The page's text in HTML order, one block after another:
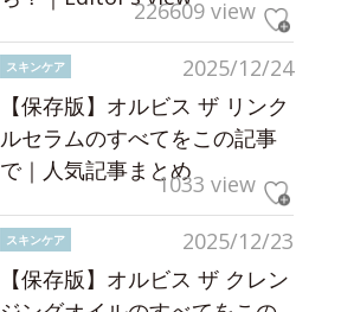
226609 view
2025/12/24
スキンケア
【保存版】オルビス ザ リンク
ルセラムのすべてをこの記事
で｜人気記事まとめ1033 view
2025/12/23
スキンケア
【保存版】オルビス ザ クレン